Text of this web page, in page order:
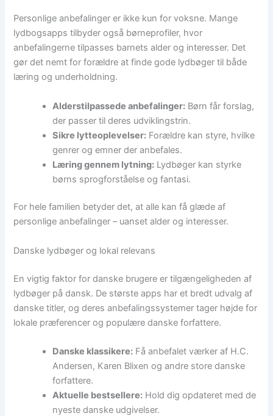
Personlige anbefalinger er ikke kun for voksne. Mange
lydbogsapps tilbyder også børneprofiler, hvor
anbefalingerne tilpasses barnets alder og interesser. Det
gør det nemt for forældre at finde gode lydbøger til både
læring og underholdning.
Alderstilpassede anbefalinger: Børn får forslag,
der passer til deres udviklingstrin.
Sikre lytteoplevelser: Forældre kan styre, hvilke
genrer og emner der anbefales.
Læring gennem lytning: Lydbøger kan styrke
børns sprogforståelse og fantasi.
For hele familien betyder det, at alle kan få glæde af
personlige anbefalinger – uanset alder og interesser.
Danske lydbøger og lokal relevans
En vigtig faktor for danske brugere er tilgængeligheden af
lydbøger på dansk. De største apps har et bredt udvalg af
danske titler, og deres anbefalingssystemer tager højde for
lokale præferencer og populære danske forfattere.
Danske klassikere: Få anbefalet værker af H.C.
Andersen, Karen Blixen og andre store danske
forfattere.
Aktuelle bestsellere: Hold dig opdateret med de
nyeste danske udgivelser.